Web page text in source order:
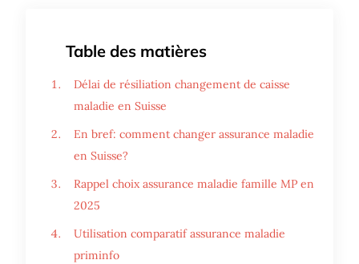
Table des matières
Délai de résiliation changement de caisse
maladie en Suisse
En bref: comment changer assurance maladie
en Suisse?
Rappel choix assurance maladie famille MP en
2025
Utilisation comparatif assurance maladie
priminfo